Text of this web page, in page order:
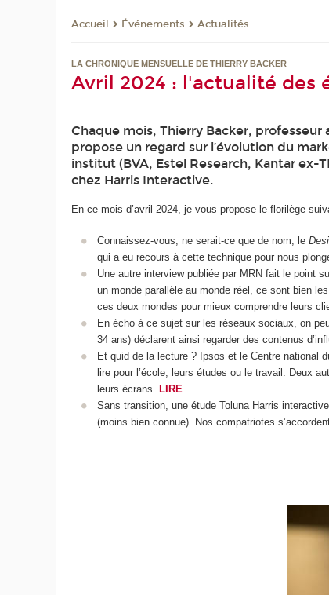
Accueil Événements Actualités
LA CHRONIQUE MENSUELLE DE THIERRY BACKER
Avril 2024 : l'actualité des
Chaque mois, Thierry Backer,
propose un regard sur l’évolution du
institut (BVA, Estel Research, Kantar ex-
chez Harris Interactive.
En ce mois d’avril 2024, je vous propose le florilège
Connaissez-vous, ne serait-ce que de nom, le
qui a eu recours à cette technique pour nous
Une autre interview publiée par MRN fait le point
un monde parallèle au monde réel, ce sont bien
ces deux mondes pour mieux comprendre leurs
En écho à ce sujet sur les réseaux sociaux, on
34 ans) déclarent ainsi regarder des contenus
Et quid de la lecture ? Ipsos et le Centre national
lire pour l’école, leurs études ou le travail. Deux
leurs écrans. LIRE
Sans transition, une étude Toluna Harris
(moins bien connue). Nos compatriotes